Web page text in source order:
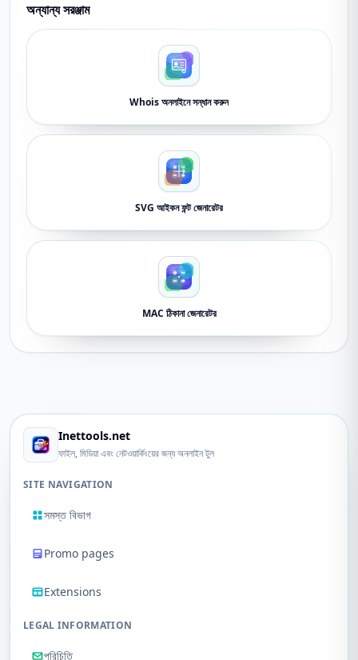
অন্যান্য সরঞ্জাম
Whois অনলাইনে সন্ধান করুন
SVG আইকন ফন্ট জেনারেটর
MAC ঠিকানা জেনারেটর
Inettools.net
ফাইল, মিডিয়া এবং নেটওয়ার্কিংয়ের জন্য অনলাইন টুল
SITE NAVIGATION
সমস্ত বিভাগ
Promo pages
Extensions
LEGAL INFORMATION
পরিচিতি